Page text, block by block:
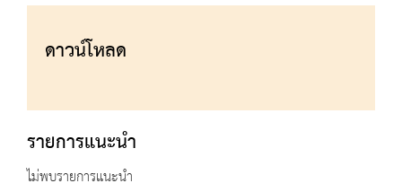
ดาวน์โหลด
รายการแนะนำ
ไม่พบรายการแนะนำ